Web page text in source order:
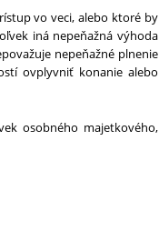
vo veci, alebo ktoré by
iná nepeňažná výhoda
nepeňažné plnenie
ovplyvniť konanie alebo
osobného majetkového,